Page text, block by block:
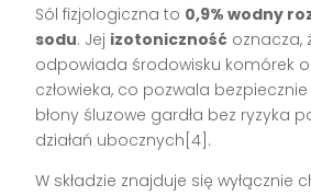
Sól fizjologiczna to 0,9% wodny
sodu. Jej izotoniczność oznacza,
odpowiada środowisku komórek
człowieka, co pozwala
błony śluzowe gardła bez ryzyka
działań ubocznych[4].
W składzie znajduje się wyłącznie